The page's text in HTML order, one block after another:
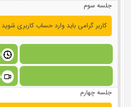
جلسه سوم
کاربر گرامی باید وارد حساب کاربری شوید
1 ساعت
جلسه چهارم